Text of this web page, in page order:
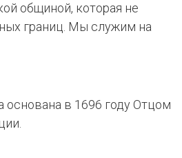
общиной, которая не
границ. Мы служим на
основана в 1696 году Отцом